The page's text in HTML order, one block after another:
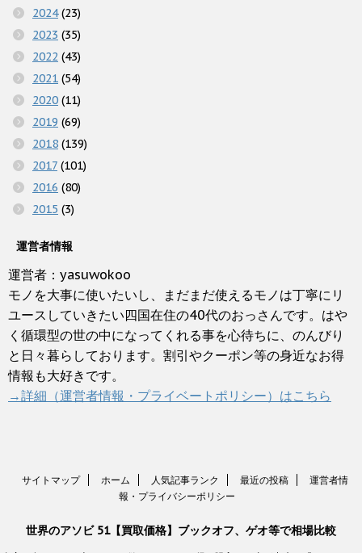
2024(23)
2023 (35)
2022 (43)
2021 (54)
2020 (11)
2019 (69)
2018 (139)
2017 (101)
2016 (80)
2015 (3)
運営者情報
運営者：yasuwokoo
モノを大事に使いたいし、まだまだ使えるモノは丁寧にリ
ユースしていきたい四国在住の40代のおっさんです。はや
く循環型の世の中になってくれる事を心待ちに、のんびり
と日々暮らしております。割引やクーポン等の身近なお得
情報も大好きです。
→詳細（運営者情報・プライベートポリシー）はこちら
サイトマップ ホーム 人気記事ランク 最近の投稿
運営者情
報・プライバシーポリシー
世界のアソビ 51【買取価格】ブックオフ、ゲオ等で相場比較